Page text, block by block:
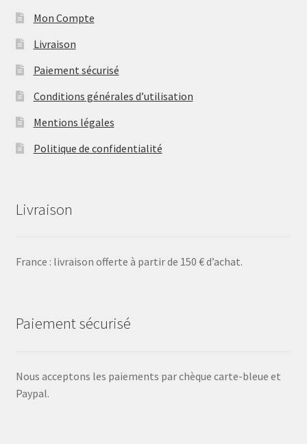
Mon Compte
Livraison
Paiement sécurisé
Conditions générales d’utilisation
Mentions légales
Politique de confidentialité
Livraison
France : livraison offerte à partir de 150 € d’achat.
Paiement sécurisé
Nous acceptons les paiements par chèque carte-bleue et
Paypal.